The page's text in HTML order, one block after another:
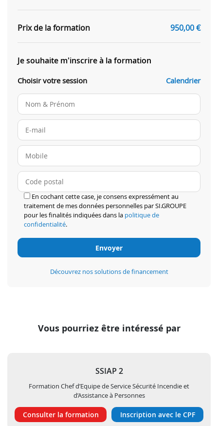
Prix de la formation 950,00€
Je souhaite m'inscrire à la formation
Choisir votre session Calendrier
En cochant cette case, je consens expressément au
traitement de mes données personnelles par SI.GROUPE
pour les finalités indiquées dans la politique de
confidentialité.
Découvrez nos solutions de financement
Vous pourriez être intéressé par
SSIAP 2
Formation Chef d’Equipe de Service Sécurité Incendie et
d’Assistance à Personnes
Consulter la formation Inscription avec le CPF